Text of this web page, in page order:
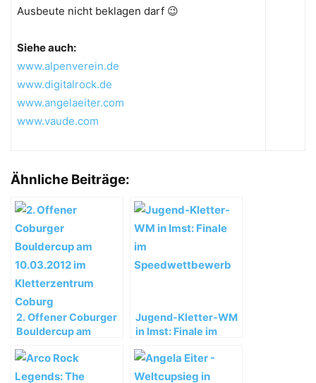
Ausbeute nicht beklagen darf 😉
Siehe auch:
www.alpenverein.de
www.digitalrock.de
www.angelaeiter.com
www.vaude.com
Ähnliche Beiträge:
2. Offener Coburger
Bouldercup am
Kletterzentrum
Coburg
Jugend-Kletter-WM
in Imst: Finale im